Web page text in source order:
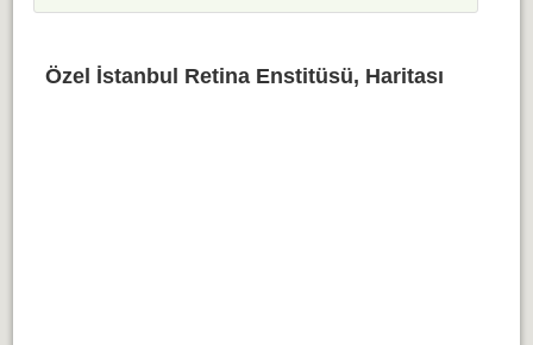
Özel İstanbul Retina Enstitüsü, Haritası